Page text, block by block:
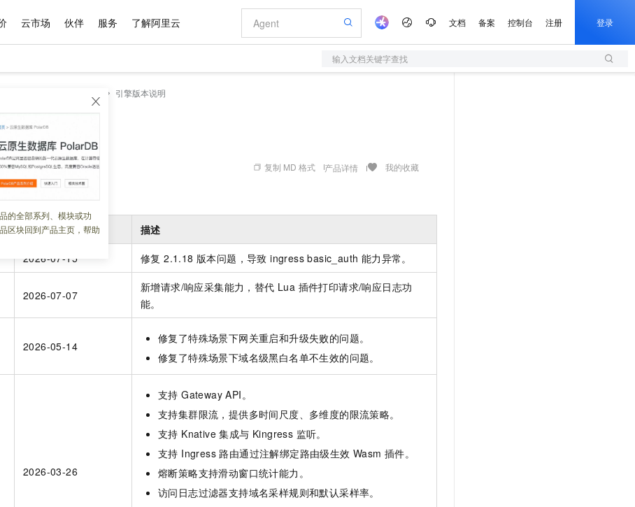
云市场 伙伴 服务 了解阿里云 文档 备案 控制台 注册 登录
输入文档关键字查找
的全部系列、模块或功
区块回到产品主页，帮助
引擎版本说明
明
07:17:54 复制 MD 格式 产品详情 我的收藏
发布时间 描述
2026-07-15 修复 2.1.18 版本问题，导致 ingress basic_auth 能力异常。
2026-07-07
新增请求/响应采集能力，替代 Lua 插件打印请求/响应日志功
能。
2026-05-14
修复了特殊场景下网关重启和升级失败的问题。
修复了特殊场景下域名级黑白名单不生效的问题。
2026-03-26
支持 Gateway API。
支持集群限流，提供多时间尺度、多维度的限流策略。
支持 Knative 集成与 Kingress 监听。
支持 Ingress 路由通过注解绑定路由级生效 Wasm 插件。
熔断策略支持滑动窗口统计能力。
访问日志过滤器支持域名采样规则和默认采样率。
态智能体模型
视觉 Coding、空间感知、多模态思考等全面升级
Kimi-K3 NEW
Kimi 最新旗舰模型，长程编程与推理利器
Deepseek-v4-pro
旗舰 MoE 大模型，百万上下文与顶尖推理能力
1M上下文，专为长程任务能力而生
HappyHorse-1.1-T2V
HappyHorse-1.1-I2V
图生视频，流畅自然，细节丰富
文戏情感细腻自然，动作戏激烈拳拳到肉，实现更强表演能力
AI 应用构建
大模型服务平台百炼-应用模版
丰富多元化的应用模版和解决方案
大模型服务平台百炼-智能体
灵活可视化地构建企业级 Agent
人工智能平台 PAI
大模型原生应用
面向真实软件的智能体编程平台
万有无界
秒悟
的大模型服务
级电脑
式云数据仓库
域名与网站
对象存储 OSS
一站式AI开发、训练和推理服务
Qoder CN
基于千问大模型等，支持代码智能生成、研发智能问答
容器服务 Kubernetes 版 ACK
提供一站式管理容器应用的 K8s 服务
全托管，含MySQL、PostgreSQL、SQL Server、MariaDB多引擎
云防火墙
云原生的云上边界网络安全防护产品
新方式
付可用成果
属领域专家
多领域专家智能体,一键组建 AI 虚拟交付团队
影视创作平台
睿译宝，AI翻译排版一步到位
GLM-5.2：长任务时代开源旗舰模型
自主进化，持久记忆，越用越聪明
Claude Code + GStack 打造工程团队
安装技能 GStack，拥有专属 AI 工程团队
轻松解锁专属 DeepSeek-V4-Pro
价云产品抢先购
最高返9万
证享300元代金券
，立即开启云上创新
AI 特惠
智启 AI 普惠权益
阿里云 OPC 创新助力计划
至高百万元 Token 补贴，加速一人公司成长
Qwen3.8-Max 首发尝鲜，限时加量 10 倍，夜间低至2折
千问办公，限时限量积分加倍
你的AI工作搭子，覆盖日常办公高频场景
万小智 AI 建站低至 15元/月
送.CN域名，送备案服务码
夜间 5 折，Qwen/Meoo/TokenPlan 客户专享
AI 场景体验
从图文生成到视频创作，一键激活电商全链路生产力
0 代码专业建站，无忧落地极速上线
AI 短剧/漫剧
AI助力短剧漫剧创作，剧本、分镜、视频高效生成
AI智能应用，一键激活高效办公新体验
智能客服
AI 活动
价格计算器
自助选配和估算价格
价格优势
推动算力普惠，释放技术红利
配置报价器
版
数据与 API
数据集
身份实名认证
短信
OCR 文字识别
发票查验
天气预报查询
企业应用
CRM
基础软件
操作系统
WordPress
Red Hat
SUSE
模板建站
定制建站
模板小程序
专业服务
划
合作计划
成为产品伙伴
产品生态集成认证中心
产品生态伙伴工作台
产品伙伴合作计划
计划
成为服务伙伴
服务生态伙伴
服务伙伴合作计划
企业增值服务
企业支持计划
企业增值服务台
服务实践
阿里云认证
健康状态
开发者社区
最佳实践
云上春晚
云栖战略参考
云上的中国
金融模力时刻
市场活动
魔搭 ModelScope
高校合作
云工开物
科研合作
加入我们